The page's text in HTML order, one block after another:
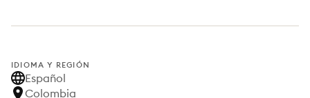
IDIOMA Y REGIÓN
Español
Colombia